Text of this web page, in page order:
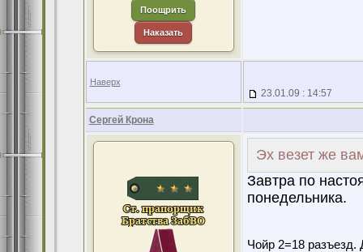
Поощрить
Наказать
Наверх
23.01.09 : 14:57
Сергей Крона
Эх везет же
Завтра по
понедельника.
Чойр 2=18